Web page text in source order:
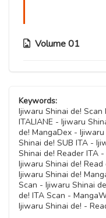
Volume 01
Capitolo 04
Capitolo 03
Capitolo 02
Keywords:
Ijiwaru Shinai de!
ITALIANE - Ijiwaru
de! MangaDex -
Shinai de! SUB ITA -
Shinai de! Reader ITA
Ijiwaru Shinai de!
Ijiwaru Shinai de!
Scan - Ijiwaru Shinai
de! ITA Scan -
Ijiwaru Shinai de! -